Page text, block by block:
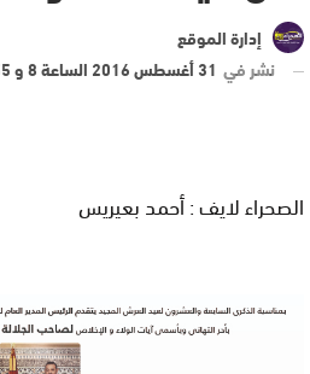
إدارة الموقع
نشر في 31 أغسطس 2016 الساعة 8 و 55 دقيقة
الصحراء لايف : أحمد بعيريس